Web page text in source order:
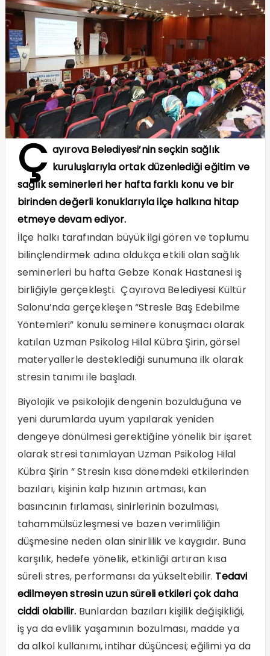
Ç ayırova Belediyesi’nin seçkin sağlık
kuruluşlarıyla ortak düzenlediği eğitim ve
sağlık seminerleri her hafta farklı konu ve bir
birinden değerli konuklarıyla ilçe halkına hitap
etmeye devam ediyor.
İlçe halkı tarafından büyük ilgi gören ve toplumu
bilinçlendirmek adına oldukça etkili olan sağlık
seminerleri bu hafta Gebze Konak Hastanesi iş
birliğiyle gerçekleşti. Çayırova Belediyesi Kültür
Salonu’nda gerçekleşen “Stresle Baş Edebilme
Yöntemleri” konulu seminere konuşmacı olarak
katılan Uzman Psikolog Hilal Kübra Şirin, görsel
materyallerle desteklediği sunumuna ilk olarak
stresin tanımı ile başladı.
Biyolojik ve psikolojik dengenin bozulduğuna ve
yeni durumlarda uyum yapılarak yeniden
dengeye dönülmesi gerektiğine yönelik bir işaret
olarak stresi tanımlayan Uzman Psikolog Hilal
Kübra Şirin “ Stresin kısa dönemdeki etkilerinden
bazıları, kişinin kalp hızının artması, kan
basıncının fırlaması, sinirlerinin bozulması,
tahammülsüzleşmesi ve bazen verimliliğin
düşmesine neden olan sinirlilik ve kaygıdır. Buna
karşılık, hedefe yönelik, etkinliği artıran kısa
süreli stres, performansı da yükseltebilir. Tedavi
edilmeyen stresin uzun süreli etkileri çok daha
ciddi olabilir. Bunlardan bazıları kişilik değişikliği,
iş ya da evlilik yaşamının bozulması, madde ya
da alkol kullanımı, intihar düşüncesi; eğilimi ya da